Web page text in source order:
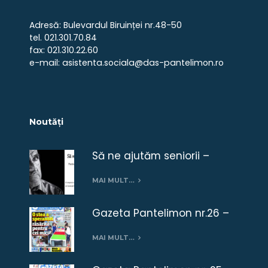
Adresă: Bulevardul Biruinței nr.48-50
tel. 021.301.70.84
fax: 021.310.22.60
e-mail: asistenta.sociala@das-pantelimon.ro
Noutăți
Să ne ajutăm seniorii –
MAI MULT…
Gazeta Pantelimon nr.26 –
MAI MULT…